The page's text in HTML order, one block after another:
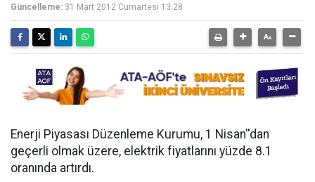
Güncelleme: 31 Mart 2012 Cumartesi 13:28
Enerji Piyasası Düzenleme Kurumu, 1 Nisan''dan
geçerli olmak üzere, elektrik fiyatlarını yüzde 8.1
oranında artırdı.